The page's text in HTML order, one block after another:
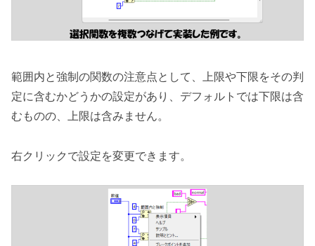
範囲内と強制の関数の注意点として、上限や下限をその判
定に含むかどうかの設定があり、デフォルトでは下限は含
むものの、上限は含みません。
右クリックで設定を変更できます。